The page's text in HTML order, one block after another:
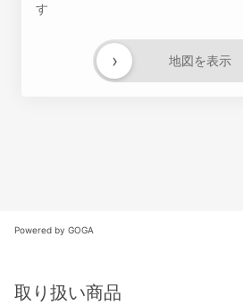
す
地図を表示
›
Powered by GOGA
取り扱い商品